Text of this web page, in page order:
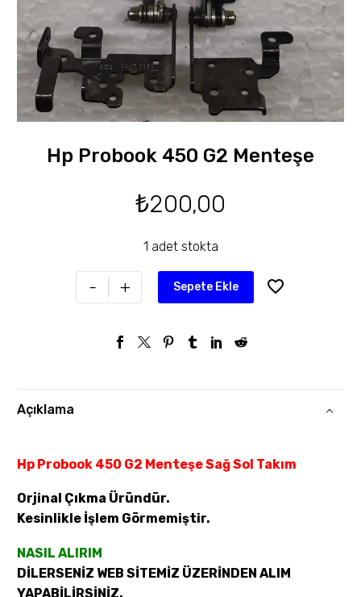
Hp Probook 450 G2 Menteşe
₺200,00
1 adet stokta
- + Sepete Ekle
Açıklama
Hp Probook 450 G2 Menteşe Sağ Sol Takım
Orjinal Çıkma Üründür.
Kesinlikle İşlem Görmemiştir.
NASIL ALIRIM
DİLERSENİZ WEB SİTEMİZ ÜZERİNDEN ALIM
YAPABİLİRSİNİZ.